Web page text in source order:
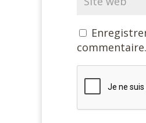
commentaire.